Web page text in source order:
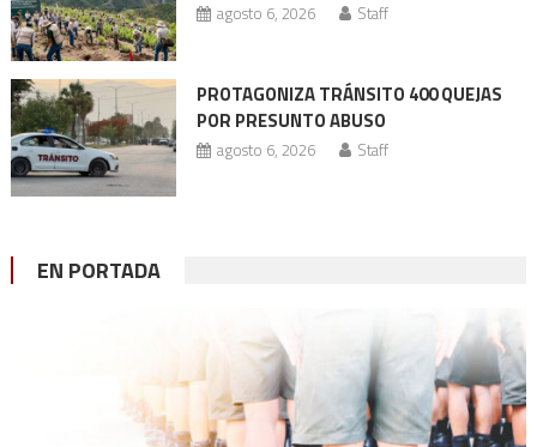
agosto 6, 2026 Staff
PROTAGONIZA TRÁNSITO 400 QUEJAS
POR PRESUNTO ABUSO
agosto 6, 2026 Staff
EN PORTADA